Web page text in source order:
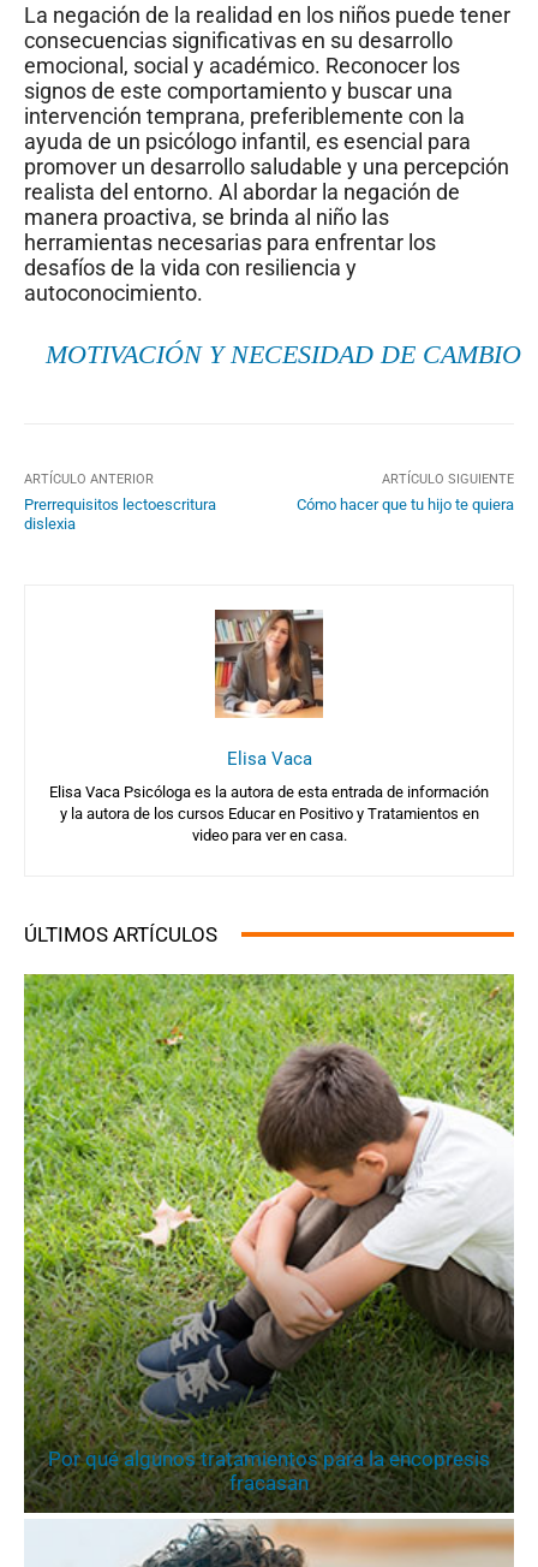
La negación de la realidad en los niños puede tener
consecuencias significativas en su desarrollo
emocional, social y académico. Reconocer los
signos de este comportamiento y buscar una
intervención temprana, preferiblemente con la
ayuda de un psicólogo infantil, es esencial para
promover un desarrollo saludable y una percepción
realista del entorno. Al abordar la negación de
manera proactiva, se brinda al niño las
herramientas necesarias para enfrentar los
desafíos de la vida con resiliencia y
autoconocimiento.
MOTIVACIÓN Y NECESIDAD DE CAMBIO
ARTÍCULO ANTERIOR
Prerrequisitos lectoescritura
dislexia
ARTÍCULO SIGUIENTE
Cómo hacer que tu hijo te quiera
Elisa Vaca
Elisa Vaca Psicóloga es la autora de esta entrada de información
y la autora de los cursos Educar en Positivo y Tratamientos en
video para ver en casa.
ÚLTIMOS ARTÍCULOS
Por qué algunos tratamientos para la encopresis
fracasan